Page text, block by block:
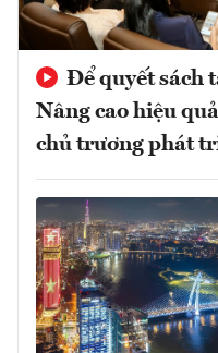
Để quyết sách
Nâng cao hiệu
chủ trương phát